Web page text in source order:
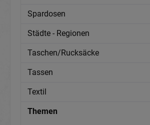
Spardosen
Städte - Regionen
Taschen/Rucksäcke
Tassen
Textil
Themen